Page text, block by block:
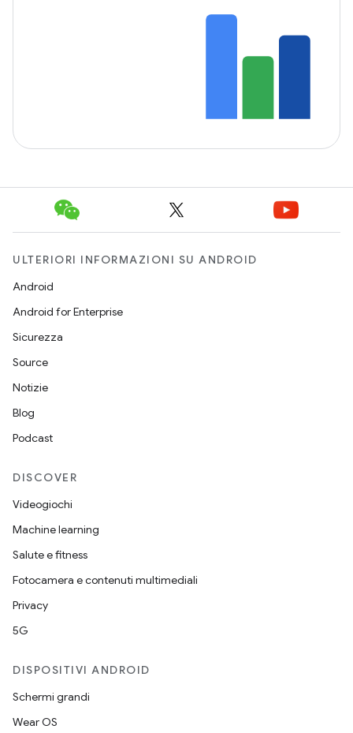
ULTERIORI INFORMAZIONI SU ANDROID
Android
Android for Enterprise
Sicurezza
Source
Notizie
Blog
Podcast
DISCOVER
Videogiochi
Machine learning
Salute e fitness
Fotocamera e contenuti multimediali
Privacy
5G
DISPOSITIVI ANDROID
Schermi grandi
Wear OS